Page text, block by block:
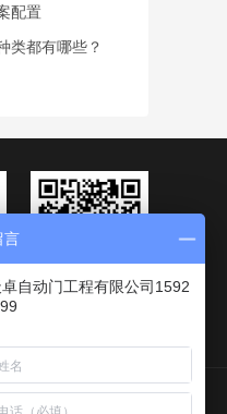
配置
类都有哪些？
门 商洛自动门
言
自动门工程有限公司1592